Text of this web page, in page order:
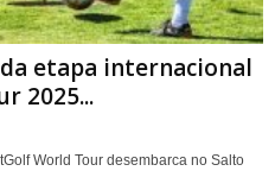
etapa internacional
2025...
World Tour desembarca no Salto